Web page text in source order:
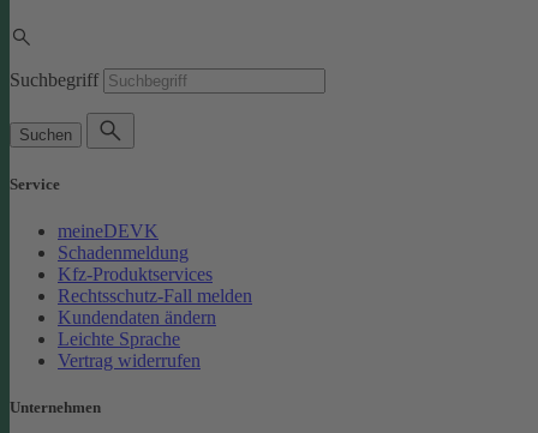
Suchbegriff
Suchen
Service
meineDEVK
Schadenmeldung
Kfz-Produktservices
Rechtsschutz-Fall melden
Kundendaten ändern
Leichte Sprache
Vertrag widerrufen
Unternehmen